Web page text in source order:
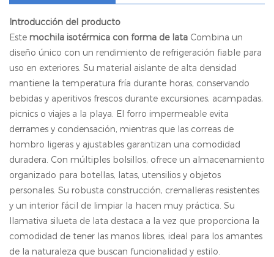
Introducción del producto
Este mochila isotérmica con forma de lata Combina un
diseño único con un rendimiento de refrigeración fiable para
uso en exteriores. Su material aislante de alta densidad
mantiene la temperatura fría durante horas, conservando
bebidas y aperitivos frescos durante excursiones, acampadas,
picnics o viajes a la playa. El forro impermeable evita
derrames y condensación, mientras que las correas de
hombro ligeras y ajustables garantizan una comodidad
duradera. Con múltiples bolsillos, ofrece un almacenamiento
organizado para botellas, latas, utensilios y objetos
personales. Su robusta construcción, cremalleras resistentes
y un interior fácil de limpiar la hacen muy práctica. Su
llamativa silueta de lata destaca a la vez que proporciona la
comodidad de tener las manos libres, ideal para los amantes
de la naturaleza que buscan funcionalidad y estilo.